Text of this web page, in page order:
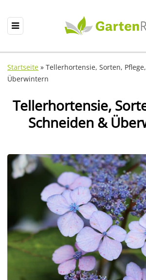
Startseite » Tellerhortensie, Sorten,
Überwintern
Tellerhortensie,
Schneiden &